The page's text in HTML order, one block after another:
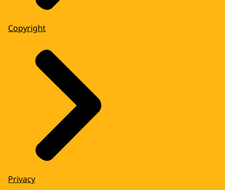
Copyright
Privacy